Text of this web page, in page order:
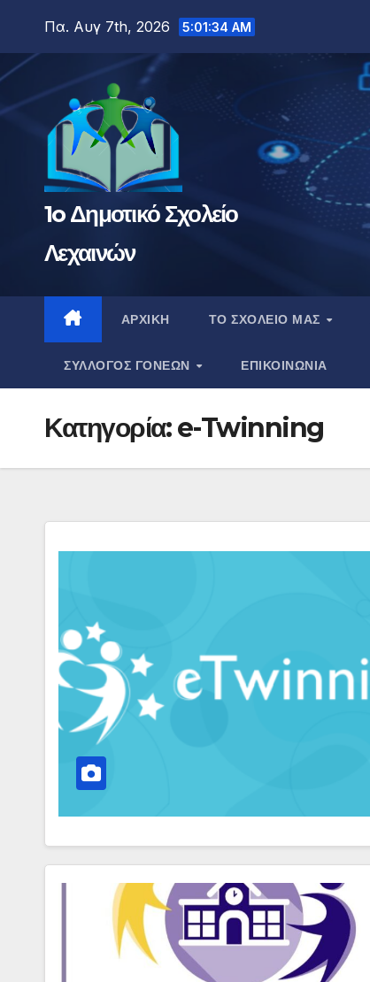
περιεχόμενο
Πα. Αυγ 7th, 2026 5:01:35 AM
1o Δημοτικό Σχολείο
Λεχαινών
ΑΡΧΙΚΉ ΤΟ ΣΧΟΛΕΊΟ ΜΑΣ
ΣΎΛΛΟΓΟΣ ΓΟΝΈΩΝ ΕΠΙΚΟΙΝΩΝΊΑ
Κατηγορία:e-Twinning